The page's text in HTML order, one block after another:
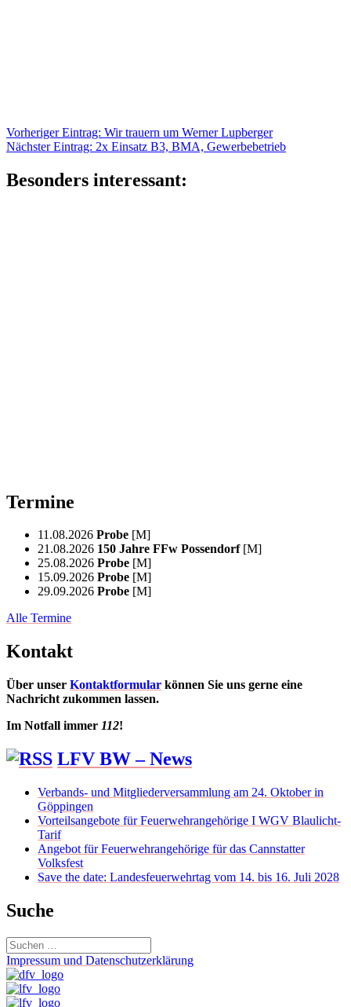
Beitragsnavigation
Vorheriger Eintrag: Vorheriger
Eintrag:
Wir trauern um Werner Lupberger
Nächster Eintrag: Nächster
2x Einsatz B3, BMA, Gewerbebetrieb
Besonders interessant:
Termine
11.08.2026 Probe [M]
21.08.2026 150 Jahre FFw Possendorf [M]
25.08.2026 Probe [M]
15.09.2026 Probe [M]
29.09.2026 Probe [M]
Alle Termine
Kontakt
Über unser Kontaktformular können Sie uns gerne eine
Nachricht zukommen lassen.
Im Notfall immer 112!
LFV BW – News
Verbands- und Mitgliederversammlung am 24. Oktober in
Göppingen
Vorteilsangebote für Feuerwehrangehörige I WGV Blaulicht-
Tarif
Angebot für Feuerwehrangehörige für das Cannstatter
Volksfest
Save the date: Landesfeuerwehrtag vom 14. bis 16. Juli 2028
Suche
Suchen
nach:
Impressum und Datenschutzerklärung